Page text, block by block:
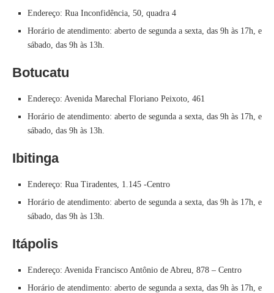
Endereço: Rua Inconfidência, 50, quadra 4
Horário de atendimento: aberto de segunda a sexta, das 9h às 17h, e
sábado, das 9h às 13h.
Botucatu
Endereço: Avenida Marechal Floriano Peixoto, 461
Horário de atendimento: aberto de segunda a sexta, das 9h às 17h, e
sábado, das 9h às 13h.
Ibitinga
Endereço: Rua Tiradentes, 1.145 -Centro
Horário de atendimento: aberto de segunda a sexta, das 9h às 17h, e
sábado, das 9h às 13h.
Itápolis
Endereço: Avenida Francisco Antônio de Abreu, 878 – Centro
Horário de atendimento: aberto de segunda a sexta, das 9h às 17h, e